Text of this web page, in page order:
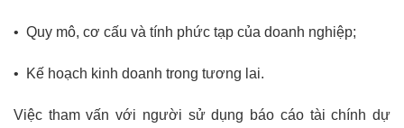
• Quy mô, cơ cấu và tính phức tạp của doanh nghiệp;
• Kế hoạch kinh doanh trong tương lai.
Việc tham vấn với người sử dụng báo cáo tài chính dự